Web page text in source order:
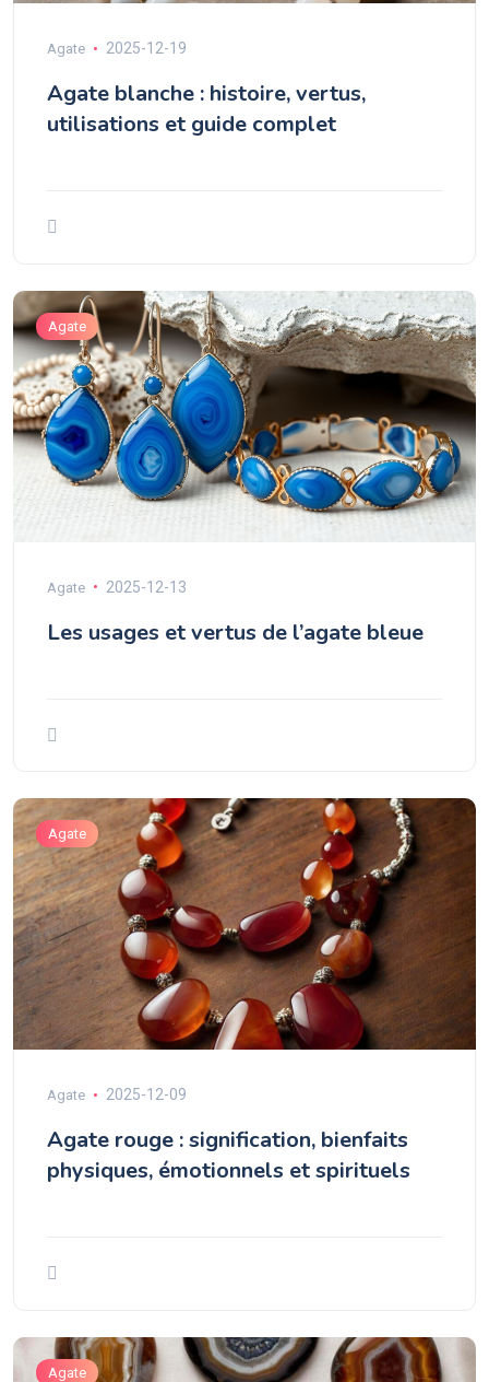
Agate 2025-12-19
Agate blanche : histoire, vertus,
utilisations et guide complet
Agate
Agate 2025-12-13
Les usages et vertus de l’agate bleue
Agate
Agate 2025-12-09
Agate rouge : signification, bienfaits
physiques, émotionnels et spirituels
Agate